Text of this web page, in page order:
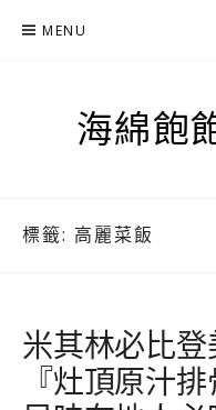
MENU
海綿飽
標籤: 高麗菜飯
米其林必比
『灶頂原汁